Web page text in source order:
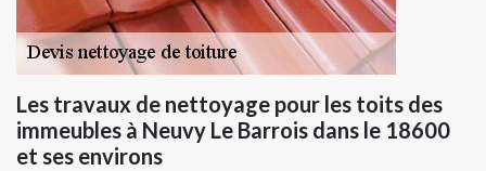
Les travaux de nettoyage pour les toits des
immeubles à Neuvy Le Barrois dans le 18600
et ses environs